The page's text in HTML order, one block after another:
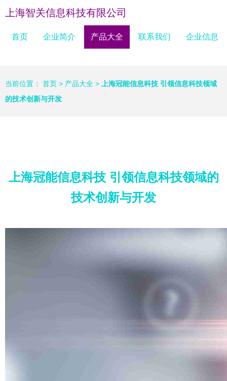
上海智关信息科技有限公司
首页 企业简介 产品大全 联系我们 企业信息
当前位置： 首页 > 产品大全 >
上海冠能信息科技 引领信息科技领域
的技术创新与开发
上海冠能信息科技 引领信息科技领域的
技术创新与开发